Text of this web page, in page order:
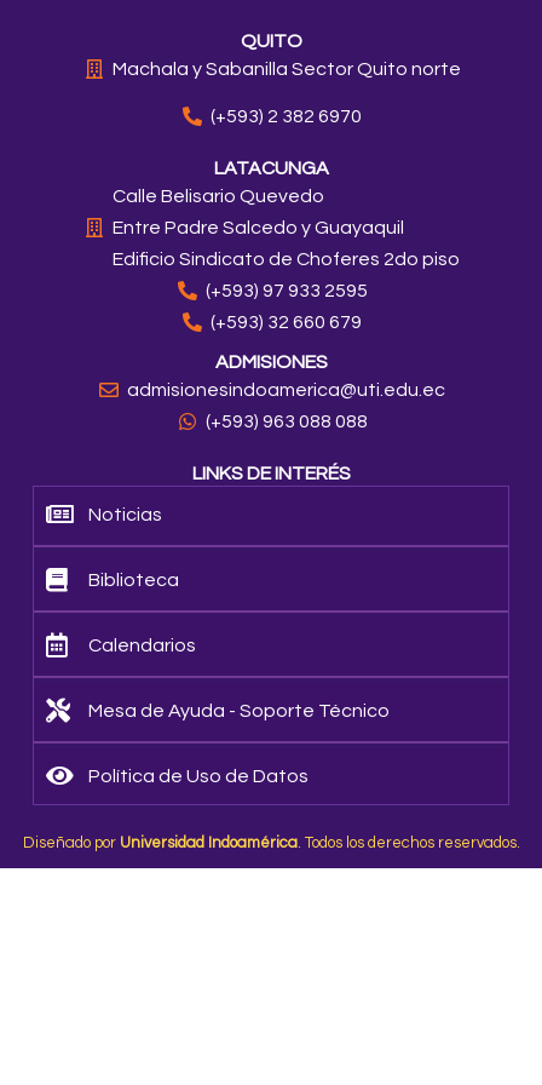
QUITO
Machala y Sabanilla Sector Quito norte
(+593) 2 382 6970
LATACUNGA
Calle Belisario Quevedo
Entre Padre Salcedo y Guayaquil
Edificio Sindicato de Choferes 2do piso
(+593) 97 933 2595
(+593) 32 660 679
ADMISIONES
admisionesindoamerica@uti.edu.ec
(+593) 963 088 088
LINKS DE INTERÉS
Noticias
Biblioteca
Calendarios
Mesa de Ayuda - Soporte Técnico
Política de Uso de Datos
Diseñado por Universidad Indoamérica. Todos los derechos reservados.